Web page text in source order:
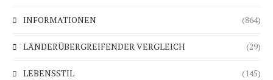
INFORMATIONEN (864)
LÄNDERÜBERGREIFENDER VERGLEICH (29)
LEBENSSTIL (145)